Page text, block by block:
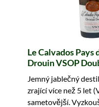
Le Calvados Pays
Drouin VSOP
Jemný jablečný
zrající více než 5 let
sametovější.